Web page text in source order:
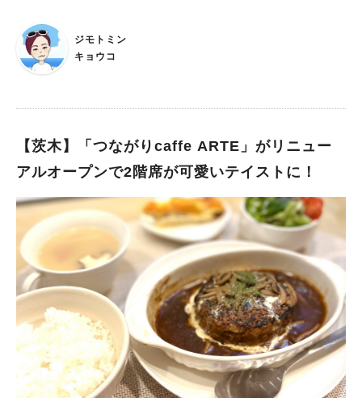
ジモトミン
キョウコ
【茨木】「つながりcaffe ARTE」がリニュー
アルオープンで2階席が可愛いテイストに！